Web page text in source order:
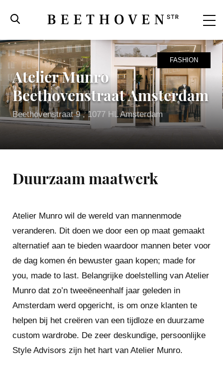
Atelier Munro
Beethovenstraat Amsterdam
Beethovenstraat 9 , 1077 HL Amsterdam
FASHION
Duurzaam maatwerk
Atelier Munro wil de wereld van mannenmode
veranderen. Dit doen we door een op maat gemaakt
alternatief aan te bieden waardoor mannen beter voor
de dag komen én bewuster gaan kopen; made for
you, made to last. Belangrijke doelstelling van Atelier
Munro dat zo’n tweeëneenhalf jaar geleden in
Amsterdam werd opgericht, is om onze klanten te
helpen bij het creëren van een tijdloze en duurzame
custom wardrobe. De zeer deskundige, persoonlijke
Style Advisors zijn het hart van Atelier Munro.
De Beethovenstraat is één van de bekendste
Amsterdamse winkelstraten met een indrukwekkende
geschiedenis en een grote variatie aan
kwaliteitswinkels. Van mode tot delicatessen, van
beauty tot boeken, van originele cadeaus tot stijlvolle
sieraden. Hier vind je een mix van internationale
kwaliteitsmerken en locale topproducten. De
winkeliers in de Beethovenstraat zijn niet alleen
ambachtslieden die hun klanten kennen, maar die ook